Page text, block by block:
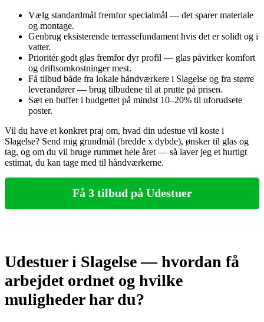
Vælg standardmål fremfor specialmål — det sparer materiale
og montage.
Genbrug eksisterende terrassefundament hvis det er solidt og i
vatter.
Prioritér godt glas fremfor dyr profil — glas påvirker komfort
og driftsomkostninger mest.
Få tilbud både fra lokale håndværkere i Slagelse og fra større
leverandører — brug tilbudene til at prutte på prisen.
Sæt en buffer i budgettet på mindst 10–20% til uforudsete
poster.
Vil du have et konkret praj om, hvad din udestue vil koste i
Slagelse? Send mig grund­mål (bredde x dybde), ønsker til glas og
tag, og om du vil bruge rummet hele året — så laver jeg et hurtigt
estimat, du kan tage med til håndværkerne.
Få 3 tilbud på Udestuer
Udestuer i Slagelse — hvordan få
arbejdet ordnet og hvilke
muligheder har du?